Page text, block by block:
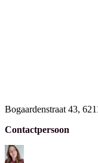
Bogaardenstraat 43,
Contactpersoon